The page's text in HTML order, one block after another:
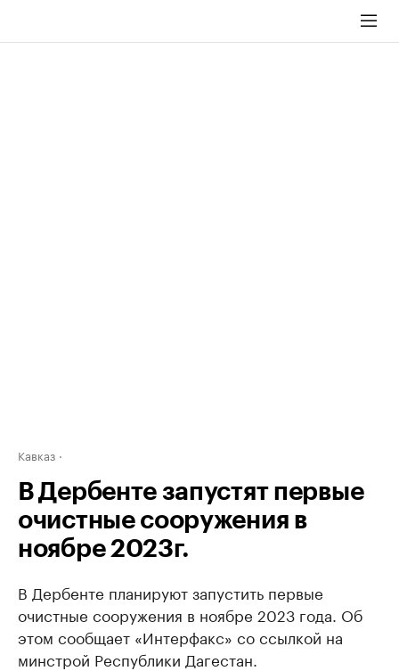
Кавказ
В Дербенте запустят первые
очистные сооружения в
ноябре 2023г.
В Дербенте планируют запустить первые
очистные сооружения в ноябре 2023 года. Об
этом сообщает «Интерфакс» со ссылкой на
минстрой Республики Дагестан.